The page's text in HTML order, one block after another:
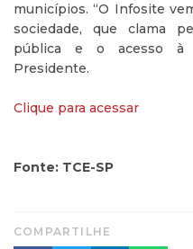
municípios. “O Infosite
sociedade, que clama
pública e o acesso à
Presidente.
Clique para acessar
Fonte: TCE-SP
COMPARTILHE